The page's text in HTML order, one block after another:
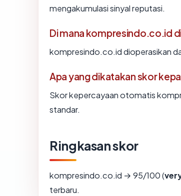
mengakumulasi sinyal reputasi.
Di mana kompresindo.co.id
kompresindo.co.id dioperasikan
Apa yang dikatakan skor
Skor kepercayaan otomatis
standar.
Ringkasan skor
kompresindo.co.id → 95/100 (
terbaru.